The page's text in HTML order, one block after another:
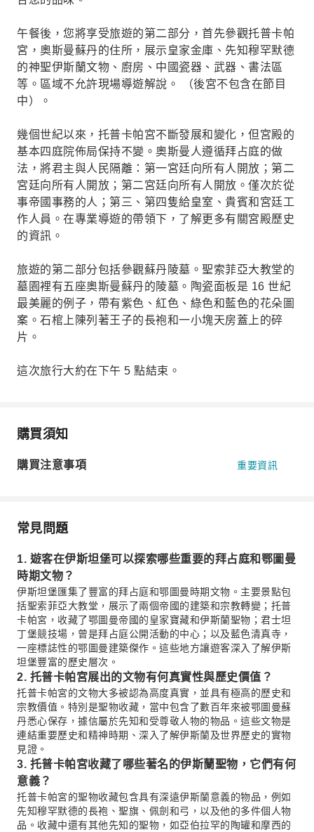
午餐後，您將享受旅遊的第二部分，首先參觀托普卡帕
宮，奧斯曼蘇丹的住所，展示皇家金庫、先知穆罕默德
的神聖伊斯蘭文物、廚房、中國瓷器、武器、書法區
等。區域不允許現場導遊解說。 （後宮不包含在節目
中）。
幾個世紀以來，托普卡帕宮不斷發展和變化，但宮殿的
基本四庭院佈局保持不變。奧斯曼人遵循拜占庭的做
法，將君主與人民隔離：第一宮廷向所有人開放；第二
宮廷向所有人開放；第二宮廷向所有人開放。僅次於從
事帝國事務的人；第三、第四隻給皇室、貴賓和宮廷工
作人員。在專業導遊的帶領下，了解更多有關宮殿歷史
的資訊。
旅遊的第二部分包括參觀蘇丹陵墓。聖索菲亞大教堂的
墓園裡有五座奧斯曼蘇丹的陵墓。陶瓷面板是 16 世紀
最美麗的例子，帶有紫色、紅色、綠色和藍色的花朵圖
案。石棺上陳列著王子的長袍和一小塊天房蓋上的碎
片。
這次旅行大約在下午 5 點結束。
購買須知
購買注意事項 重要資訊
常見問題
1. 遊客在伊斯坦堡可以探索哪些重要的拜占庭和鄂圖曼
時期文物？
伊斯坦堡匯集了豐富的拜占庭和鄂圖曼時期文物。主要景點包
括聖索菲亞大教堂，展示了兩個帝國的建築和宗教轉變；托普
卡帕宮，收藏了鄂圖曼帝國的皇家寶藏和伊斯蘭聖物；君士坦
丁堡競技場，曾是拜占庭公開活動的中心；以及藍色清真寺，
一座標誌性的鄂圖曼建築傑作。這些地方讓遊客深入了解伊斯
坦堡豐富的歷史層次。
2. 托普卡帕宮展出的文物有何真實性與歷史價值？
托普卡帕宮的文物大多被認為高度真實，並具有極高的歷史和
宗教價值。特別是聖物收藏，當中包含了數百年來被鄂圖曼蘇
丹悉心保存，據信屬於先知和受尊敬人物的物品。這些文物是
連結重要歷史和精神時期、深入了解伊斯蘭及世界歷史的實物
見證。
3. 托普卡帕宮收藏了哪些著名的伊斯蘭聖物，它們有何
意義？
托普卡帕宮的聖物收藏包含具有深遠伊斯蘭意義的物品，例如
先知穆罕默德的長袍、聖旗、佩劍和弓，以及他的多件個人物
品。收藏中還有其他先知的聖物，如亞伯拉罕的陶罐和摩西的